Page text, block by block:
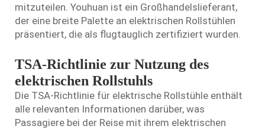
mitzuteilen. Youhuan ist ein Großhandelslieferant,
der eine breite Palette an elektrischen Rollstühlen
präsentiert, die als flugtauglich zertifiziert wurden.
TSA-Richtlinie zur Nutzung des
elektrischen Rollstuhls
Die TSA-Richtlinie für elektrische Rollstühle enthält
alle relevanten Informationen darüber, was
Passagiere bei der Reise mit ihrem elektrischen